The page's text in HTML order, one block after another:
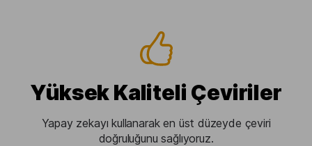
Yüksek Kaliteli Çeviriler
Yapay zekayı kullanarak en üst düzeyde çeviri
doğruluğunu sağlıyoruz.